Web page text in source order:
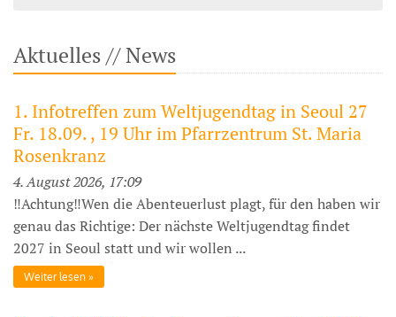
Aktuelles // News
1. Infotreffen zum Weltjugendtag in Seoul 27
Fr. 18.09. , 19 Uhr im Pfarrzentrum St. Maria
Rosenkranz
4. August 2026, 17:09
‼️Achtung‼️Wen die Abenteuerlust plagt, für den haben wir
genau das Richtige: Der nächste Weltjugendtag findet
2027 in Seoul statt und wir wollen ...
Weiter lesen